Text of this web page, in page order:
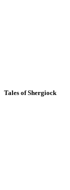
Tales of Shergiock